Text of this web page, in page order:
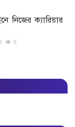
নিজের ক্যারিয়ার
5